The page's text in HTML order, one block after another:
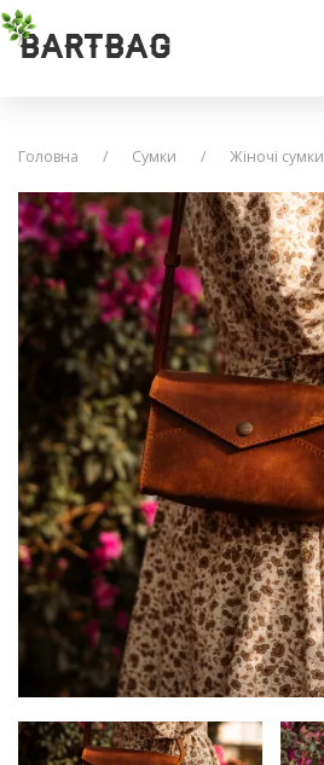
BARTBAG
Головна Сумки Жіночі сумки